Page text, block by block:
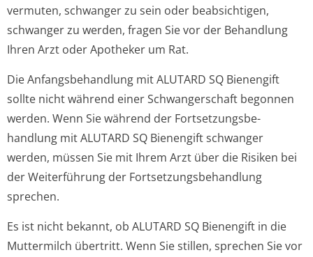
vermuten, schwanger zu sein oder beabsichtigen,
schwanger zu werden, fragen Sie vor der Behandlung
Ihren Arzt oder Apotheker um Rat.
Die Anfangsbehandlung mit ALUTARD SQ Bienengift
sollte nicht während einer Schwangerschaft begonnen
werden. Wenn Sie während der Fortsetzungsbe­
handlung mit ALUTARD SQ Bienengift schwanger
werden, müssen Sie mit Ihrem Arzt über die Risiken bei
der Weiterführung der Fortsetzungsbe­handlung
sprechen.
Es ist nicht bekannt, ob ALUTARD SQ Bienengift in die
Muttermilch übertritt. Wenn Sie stillen, sprechen Sie vor